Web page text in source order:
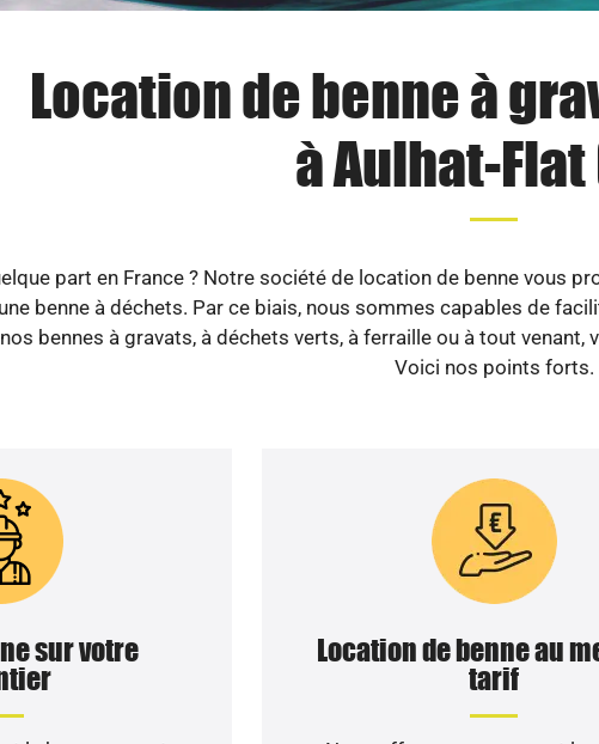
Location de benne à
à Aulhat-
part en France ? Notre société de location de benne vous
benne à déchets. Par ce biais, nous sommes capables de
bennes à gravats, à déchets verts, à ferraille ou à tout
Voici nos points forts.
sur votre
Location de benne au
tarif